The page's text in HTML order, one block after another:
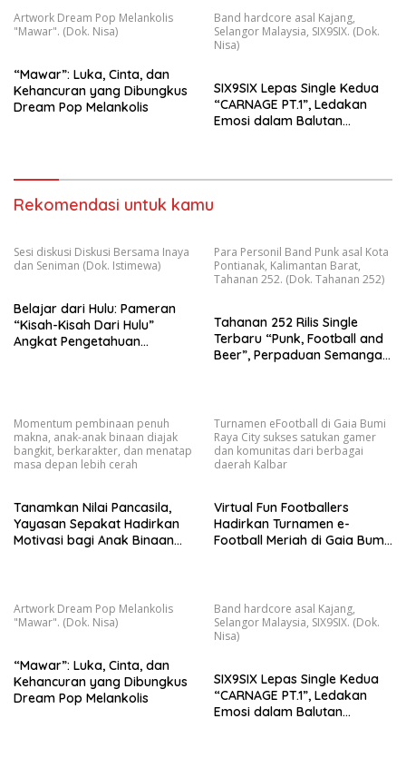
Artwork Dream Pop Melankolis
"Mawar". (Dok. Nisa)
“Mawar”: Luka, Cinta, dan
Kehancuran yang Dibungkus
Dream Pop Melankolis
Band hardcore asal Kajang,
Selangor Malaysia, SIX9SIX. (Dok.
Nisa)
SIX9SIX Lepas Single Kedua
“CARNAGE PT.1”, Ledakan
Emosi dalam Balutan
Rekomendasi untuk kamu
Sesi diskusi Diskusi Bersama Inaya
dan Seniman (Dok. Istimewa)
Belajar dari Hulu: Pameran
“Kisah-Kisah Dari Hulu”
Angkat Pengetahuan
Para Personil Band Punk asal Kota
Pontianak, Kalimantan Barat,
Tahanan 252. (Dok. Tahanan 252)
Tahanan 252 Rilis Single
Terbaru “Punk, Football and
Beer”, Perpaduan Semangat
Momentum pembinaan penuh
makna, anak-anak binaan diajak
bangkit, berkarakter, dan menatap
masa depan lebih cerah
Tanamkan Nilai Pancasila,
Yayasan Sepakat Hadirkan
Motivasi bagi Anak Binaan
Turnamen eFootball di Gaia Bumi
Raya City sukses satukan gamer
dan komunitas dari berbagai
daerah Kalbar
Virtual Fun Footballers
Hadirkan Turnamen e-
Football Meriah di Gaia Bumi
Artwork Dream Pop Melankolis
"Mawar". (Dok. Nisa)
“Mawar”: Luka, Cinta, dan
Kehancuran yang Dibungkus
Dream Pop Melankolis
Band hardcore asal Kajang,
Selangor Malaysia, SIX9SIX. (Dok.
Nisa)
SIX9SIX Lepas Single Kedua
“CARNAGE PT.1”, Ledakan
Emosi dalam Balutan